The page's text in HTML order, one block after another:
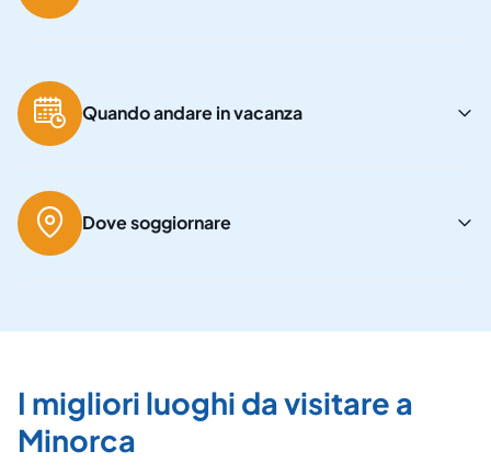
Quando andare in vacanza
Dove soggiornare
I migliori luoghi da visitare a
Minorca